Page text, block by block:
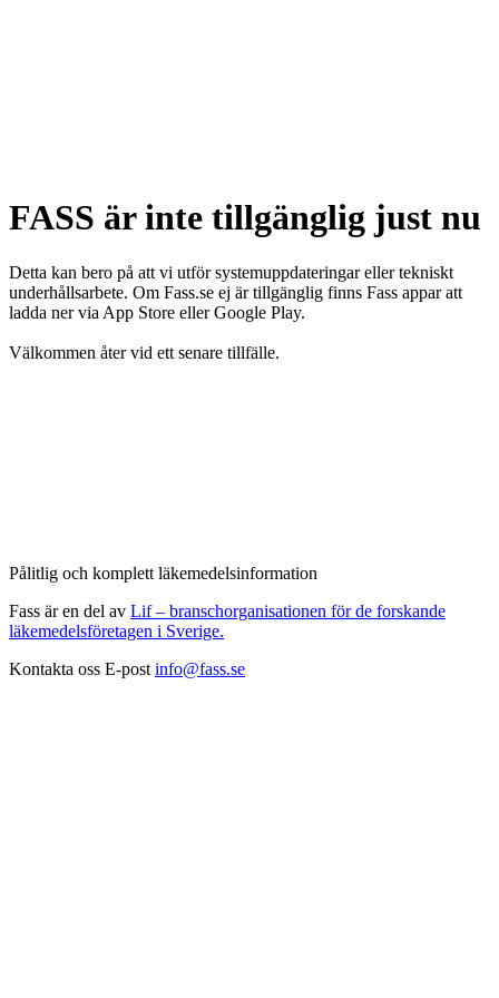
FASS är inte tillgänglig just nu
Detta kan bero på att vi utför systemuppdateringar eller tekniskt
underhållsarbete. Om Fass.se ej är tillgänglig finns Fass appar att
ladda ner via App Store eller Google Play.
Välkommen åter vid ett senare tillfälle.
Pålitlig och komplett läkemedelsinformation
Fass är en del av Lif – branschorganisationen för de forskande
läkemedelsföretagen i Sverige.
Kontakta oss E-post info@fass.se